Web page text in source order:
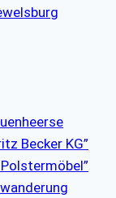
Becker KG”